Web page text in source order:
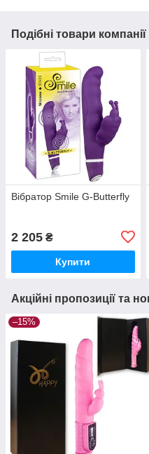
Подібні товари компанії
Вібратор Smile G-Butterfly
2 205 ₴
Купити
Акційні пропозиції та
–15%